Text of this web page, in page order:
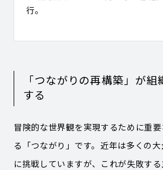
行。
「つながりの再構築」が
する
冒険的な世界観を実現するために重
る「つながり」です。近年は多くの
に挑戦していますが、これが失敗す